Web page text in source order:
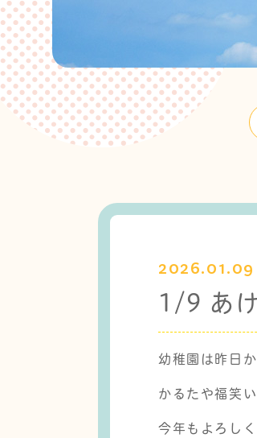
2026.01.09
1/9 あ
幼稚園は昨日
かるたや福笑
今年もよろし